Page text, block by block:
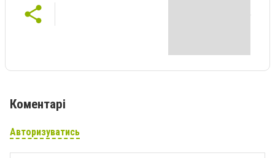
Коментарі
Авторизуватись